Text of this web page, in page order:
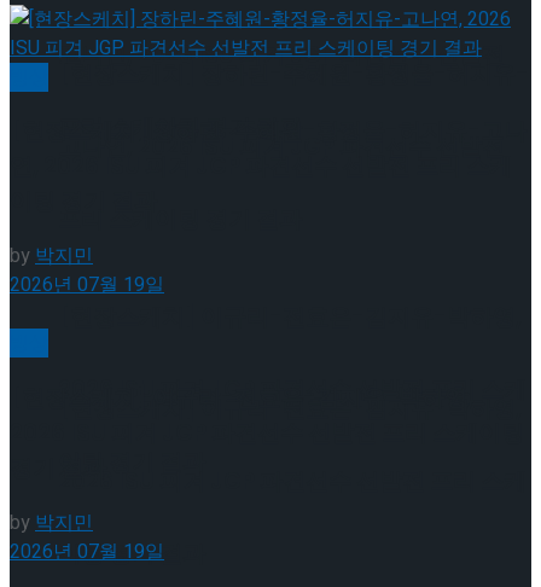
고나연, 2026 ISU 피겨 JGP 파견선수 선발전
이팅 경기 결과
by박지민
2026년 07월 19일
by 박지민
2026년 07월 19일